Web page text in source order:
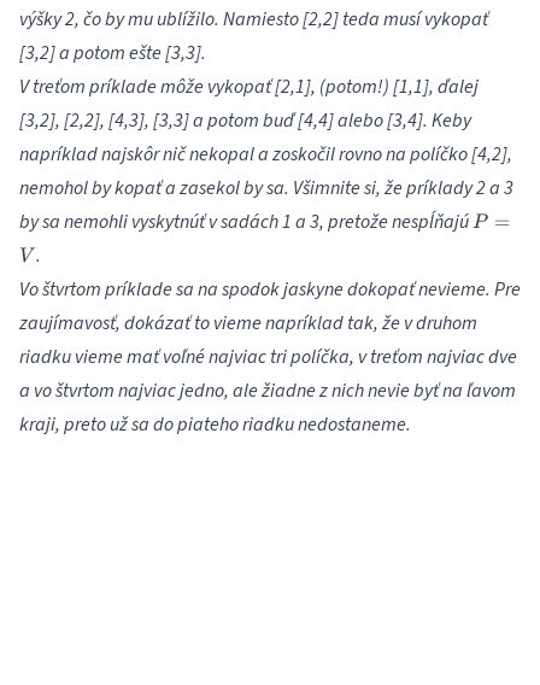
výšky 2, čo by mu ublížilo. Namiesto [2,2] teda musí vykopať
[3,2] a potom ešte [3,3].
V treťom príklade môže vykopať [2,1], (potom!) [1,1], ďalej
[3,2], [2,2], [4,3], [3,3] a potom buď [4,4] alebo [3,4]. Keby
napríklad najskôr nič nekopal a zoskočil rovno na políčko [4,2],
nemohol by kopať a zasekol by sa. Všimnite si, že príklady 2 a 3
by sa nemohli vyskytnúť v sadách 1 a 3, pretože nespĺňajú P
P =
V .
Vo štvrtom príklade sa na spodok jaskyne dokopať nevieme. Pre
zaujímavosť, dokázať to vieme napríklad tak, že v druhom
riadku vieme mať voľné najviac tri políčka, v treťom najviac dve
a vo štvrtom najviac jedno, ale žiadne z nich nevie byť na ľavom
kraji, preto už sa do piateho riadku nedostaneme.